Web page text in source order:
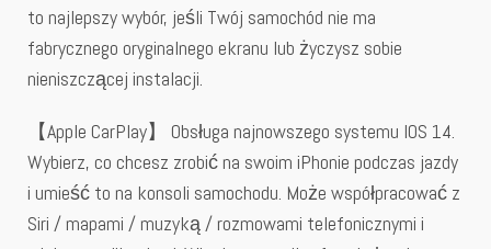
to najlepszy wybór, jeśli Twój samochód nie ma
fabrycznego oryginalnego ekranu lub życzysz sobie
nieniszczącej instalacji.
【Apple CarPlay】 Obsługa najnowszego systemu IOS 14.
Wybierz, co chcesz zrobić na swoim iPhonie podczas jazdy
i umieść to na konsoli samochodu. Może współpracować z
Siri / mapami / muzyką / rozmowami telefonicznymi i